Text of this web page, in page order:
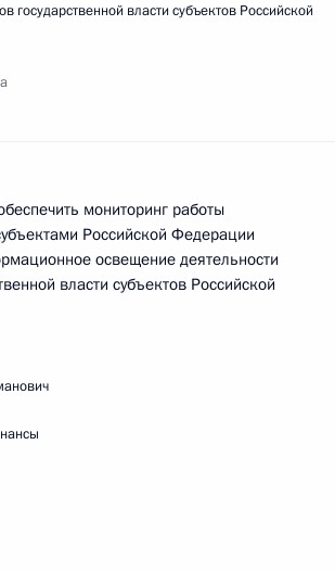
государственной власти субъектов Российской
мониторинг работы
Российской Федерации
освещение деятельности
власти субъектов Российской